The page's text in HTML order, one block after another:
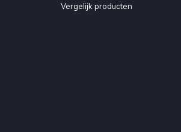
Vergelijk producten